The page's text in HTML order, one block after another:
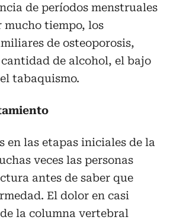
de períodos menstruales
mucho tiempo, los
de osteoporosis,
de alcohol, el bajo
tabaquismo.
en las etapas iniciales de la
veces las personas
antes de saber que
El dolor en casi
la columna vertebral